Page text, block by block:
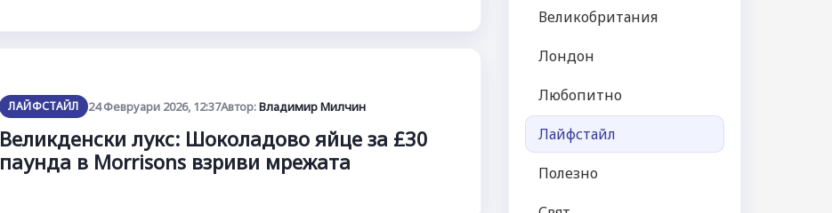
ЛАЙФСТАЙЛ 24 Февруари 2026, 12:37Автор:Владимир Милчин
Великденски лукс: Шоколадово яйце за £30
паунда в Morrisons взриви мрежата
Великобритания
Лондон
Любопитно
Лайфстайл
Полезно